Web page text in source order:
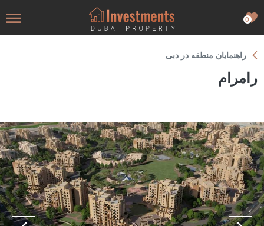
0
راهنمایان منطقه در دبی
رامرام